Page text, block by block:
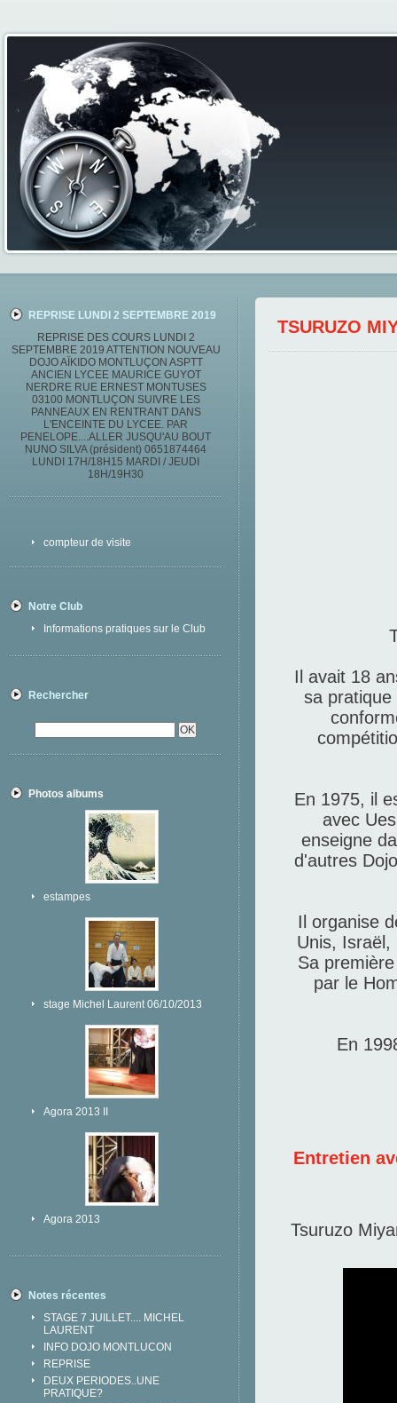
REPRISE LUNDI 2 SEPTEMBRE 2019
REPRISE DES COURS LUNDI 2
SEPTEMBRE 2019 ATTENTION NOUVEAU
DOJO AÏKIDO MONTLUÇON ASPTT
ANCIEN LYCEE MAURICE GUYOT
NERDRE RUE ERNEST MONTUSES
03100 MONTLUÇON SUIVRE LES
PANNEAUX EN RENTRANT DANS
L'ENCEINTE DU LYCEE. PAR
PENELOPE....ALLER JUSQU'AU BOUT
NUNO SILVA (président) 0651874464
LUNDI 17H/18H15 MARDI / JEUDI
18H/19H30
compteur de visite
Notre Club
Informations pratiques sur le Club
Rechercher
Photos albums
estampes
stage Michel Laurent 06/10/2013
Agora 2013 II
Agora 2013
Notes récentes
STAGE 7 JUILLET.... MICHEL
LAURENT
INFO DOJO MONTLUCON
REPRISE
DEUX PERIODES..UNE
PRATIQUE?
TSURUZO
Il avait 18
sa
En 1975, il
avec
enseigne
d'autres
Il organise
Unis, Israël,
Sa
par le
En
Entretien
Tsuruzo